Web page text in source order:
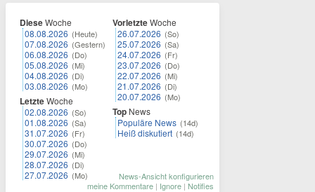
DieseWoche
08.08.2026 (Heute)
07.08.2026 (Gestern)
06.08.2026 (Do)
05.08.2026 (Mi)
04.08.2026 (Di)
03.08.2026 (Mo)
LetzteWoche
02.08.2026 (So)
01.08.2026 (Sa)
31.07.2026 (Fr)
30.07.2026 (Do)
29.07.2026 (Mi)
28.07.2026 (Di)
27.07.2026 (Mo)
VorletzteWoche
26.07.2026 (So)
25.07.2026 (Sa)
24.07.2026 (Fr)
23.07.2026 (Do)
22.07.2026 (Mi)
21.07.2026 (Di)
20.07.2026 (Mo)
Top News
Populäre News (14d)
Heiß diskutiert (14d)
News-Ansicht konfigurieren
meine Kommentare | Ignore | Notifies